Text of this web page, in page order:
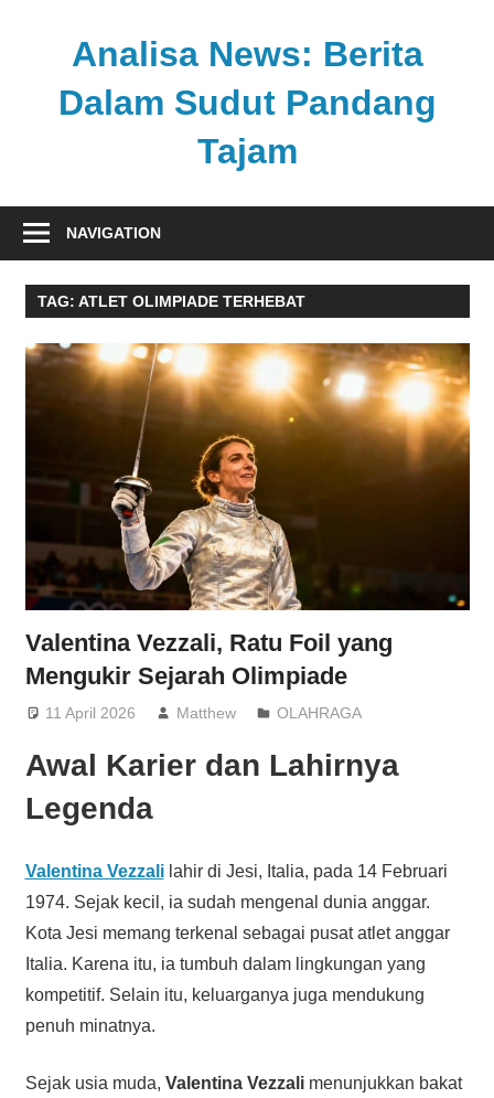
Analisa News: Berita
Dalam Sudut Pandang
Tajam
kritis
akurat
dari
politik,
NAVIGATION
TAG: ATLET OLIMPIADE TERHEBAT
Valentina Vezzali, Ratu Foil yang
Mengukir Sejarah Olimpiade
11 April 2026 Matthew OLAHRAGA
Awal Karier dan Lahirnya
Legenda
Valentina Vezzalilahir di Jesi, Italia, pada 14 Februari
1974. Sejak kecil, ia sudah mengenal dunia anggar.
Kota Jesi memang terkenal sebagai pusat atlet anggar
Italia. Karena itu, ia tumbuh dalam lingkungan yang
kompetitif. Selain itu, keluarganya juga mendukung
penuh minatnya.
Sejak usia muda, Valentina Vezzalimenunjukkan bakat